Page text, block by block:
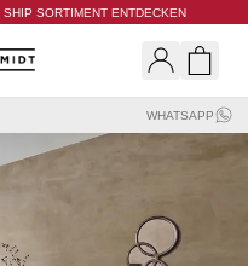
SORTIMENT ENTDECKEN
WHATSAPP